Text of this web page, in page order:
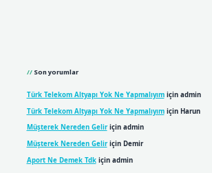
Son yorumlar
Türk Telekom Altyapı Yok Ne Yapmalıyımiçin admin
Türk Telekom Altyapı Yok Ne Yapmalıyımiçin Harun
Müşterek Nereden Geliriçin admin
Müşterek Nereden Geliriçin Demir
Aport Ne Demek Tdkiçin admin